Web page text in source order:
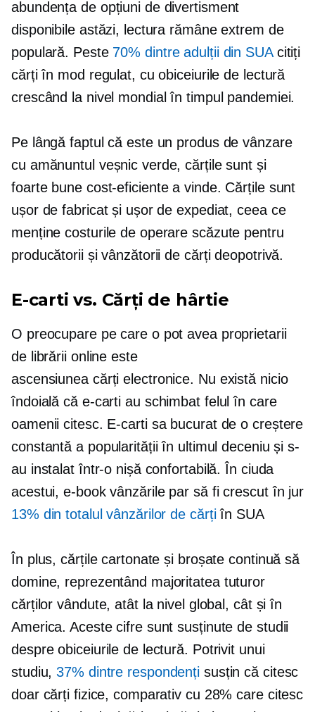
abundența de opțiuni de divertisment
disponibile astăzi, lectura rămâne extrem de
populară. Peste 70% dintre adulții din SUAcitiți
cărți în mod regulat, cu obiceiurile de lectură
crescând la nivel mondial în timpul pandemiei.
Pe lângă faptul că este un produs de vânzare
cu amănuntul veșnic verde, cărțile sunt și
foarte bune cost-eficientea vinde. Cărțile sunt
ușor de fabricat și ușor de expediat, ceea ce
menține costurile de operare scăzute pentru
producătorii și vânzătorii de cărți deopotrivă.
E-carti vs. Cărți de hârtie
O preocupare pe care o pot avea proprietarii
de librării online este
ascensiunea cărți electronice. Nu există nicio
îndoială că e-carti au schimbat felul în care
oamenii citesc. E-cartisa bucurat de o creștere
constantă a popularității în ultimul deceniu și s-
au instalat într-o nișă confortabilă. În ciuda
acestui,e-bookvânzările par să fi crescut în jur
13% din totalul vânzărilor de cărțiîn SUA
În plus, cărțile cartonate și broșate continuă să
domine, reprezentând majoritatea tuturor
cărților vândute, atât la nivel global, cât și în
America. Aceste cifre sunt susținute de studii
despre obiceiurile de lectură. Potrivit unui
studiu,37% dintre respondenți susțin că citesc
doar cărți fizice, comparativ cu 28% care citesc